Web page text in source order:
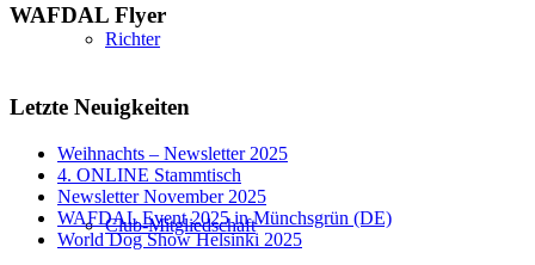
Richter
Club-Mitgliedschaft
WAFDAL Flyer
Letzte Neuigkeiten
Weihnachts – Newsletter 2025
4. ONLINE Stammtisch
Newsletter November 2025
WAFDAL Event 2025 in Münchsgrün (DE)
World Dog Show Helsinki 2025